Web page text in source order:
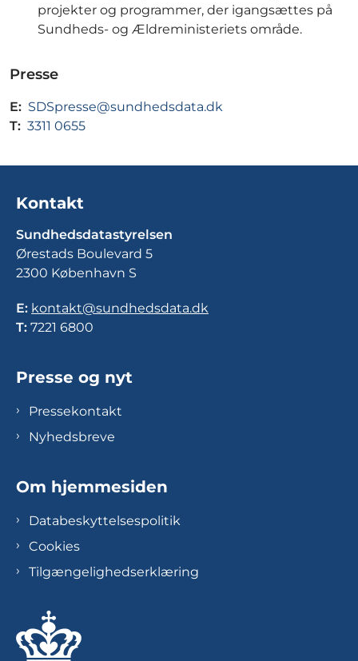
projekter og programmer, der igangsættes på
Sundheds- og Ældreministeriets område.
Presse
E: SDSpresse@sundhedsdata.dk
T: 3311 0655
Kontakt
Sundhedsdatastyrelsen
Ørestads Boulevard 5
2300 København S
E: kontakt@sundhedsdata.dk
T: 7221 6800
Presse og nyt
Pressekontakt
Nyhedsbreve
Om hjemmesiden
Databeskyttelsespolitik
Cookies
Tilgængelighedserklæring